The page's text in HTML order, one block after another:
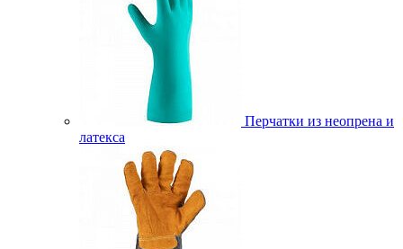
Перчатки из неопрена и
латекса